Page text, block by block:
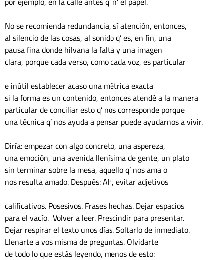
No se recomienda redundancia, sí atención, entonces,
al silencio de las cosas, al sonido q’ es, en fin, una
pausa fina donde hilvana la falta y una imagen
clara, porque cada verso, como cada voz, es particular
e inútil establecer acaso una métrica exacta
si la forma es un contenido, entonces atendé a la manera
particular de conciliar esto q’ nos corresponde porque
una técnica q’ nos ayuda a pensar puede ayudarnos a vivir.
Diría: empezar con algo concreto, una aspereza,
una emoción, una avenida llenísima de gente, un plato
sin terminar sobre la mesa, aquello q’ nos ama o
nos resulta amado. Después: Ah, evitar adjetivos
calificativos. Posesivos. Frases hechas. Dejar espacios
para el vacío. 	Volver a leer. Prescindir para presentar.
Dejar respirar el texto unos días. Soltarlo de inmediato.
Llenarte a vos misma de preguntas. Olvidarte
de todo lo que estás leyendo, menos de esto: